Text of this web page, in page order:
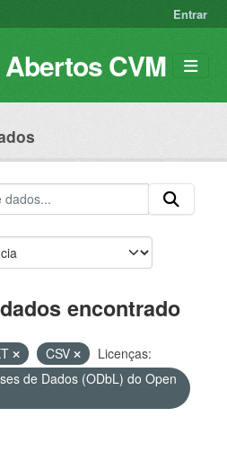
Entrar
CVM
encontrado
CSV
Licenças:
de Dados (ODbL) do Open